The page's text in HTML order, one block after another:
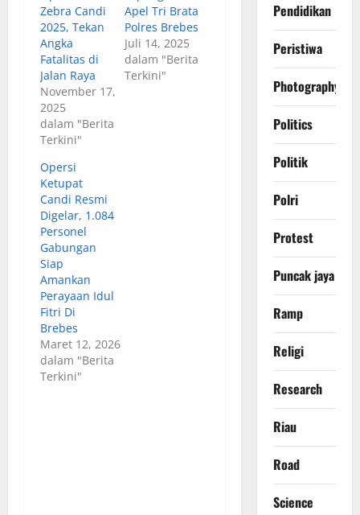
Zebra Candi
2025, Tekan
Angka
Fatalitas di
Jalan Raya
November 17,
2025
dalam "Berita
Terkini"
Apel Tri Brata
Polres Brebes
Juli 14, 2025
dalam "Berita
Terkini"
Opersi
Ketupat
Candi Resmi
Digelar, 1.084
Personel
Gabungan
Siap
Amankan
Perayaan Idul
Fitri Di
Brebes
Maret 12, 2026
dalam "Berita
Terkini"
Pendidikan
Peristiwa
Photography
Politics
Politik
Polri
Protest
Puncak jaya
Ramp
Religi
Research
Riau
Road
Science